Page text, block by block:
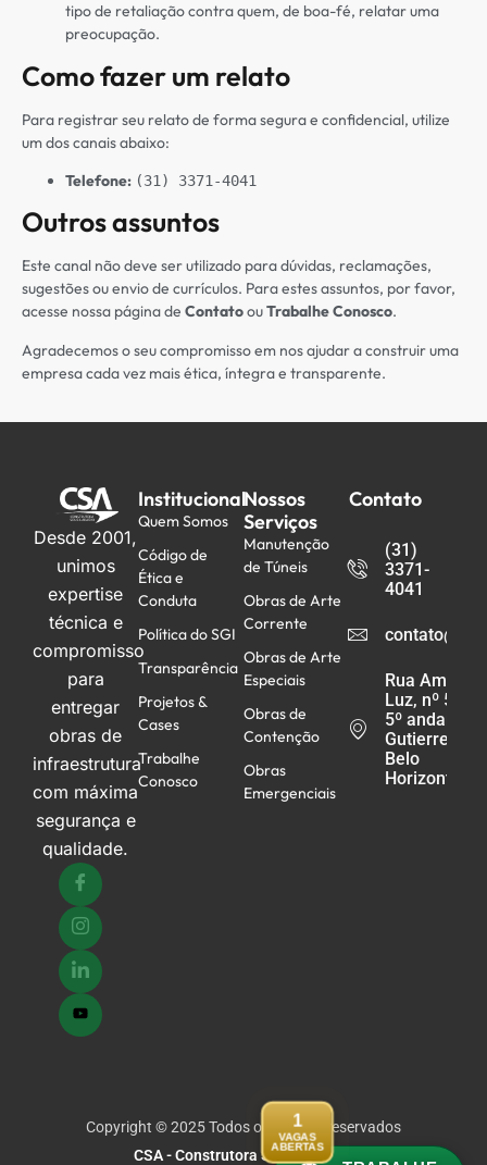
tipo de retaliação contra quem, de boa-fé, relatar uma
preocupação.
Como fazer um relato
Para registrar seu relato de forma segura e confidencial, utilize
um dos canais abaixo:
Telefone: (31) 3371-4041
Outros assuntos
Este canal não deve ser utilizado para dúvidas, reclamações,
sugestões ou envio de currículos. Para estes assuntos, por favor,
acesse nossa página de ContatoouTrabalhe Conosco.
Agradecemos o seu compromisso em nos ajudar a construir uma
empresa cada vez mais ética, íntegra e transparente.
Desde 2001,
unimos
expertise
técnica e
compromisso
para
entregar
obras de
infraestrutura
com máxima
segurança e
qualidade.
Institucional
Quem Somos
Código de
Ética e
Conduta
Política do SGI
Transparência
Projetos &
Cases
Trabalhe
Conosco
Nossos
Serviços
Manutenção
de Túneis
Obras de Arte
Corrente
Obras de Arte
Especiais
Obras de
Contenção
Obras
Emergenciais
Contato
(31)
3371-
4041
Rua Américo
Luz, nº 521 -
5º andar,
Gutierrez -
Belo
Horizonte/
Copyright © 2025 Todos os direitos reservados
CSA - Construtora Souza Araújo
1
VAGAS
ABERTAS